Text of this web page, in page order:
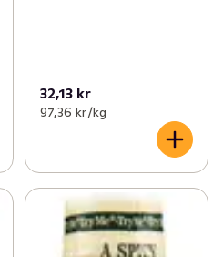
32,13 kr
97,36 kr /kg